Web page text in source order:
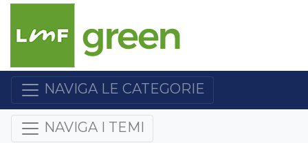
NAVIGA LE CATEGORIE
NAVIGA I TEMI